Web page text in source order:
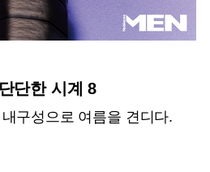
단한 시계 8
구성으로 여름을 견디다.